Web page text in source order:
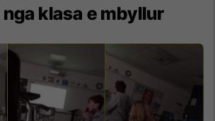
klasa e mbyllur